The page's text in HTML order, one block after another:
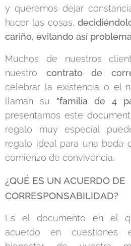
y queremos dejar
hacer las cosas,
cariño, evitando así
Muchos de nuestros
nuestro contrato de
celebrar la existencia o el
llaman su "familia de 4
presentamos este
regalo muy especial
regalo ideal para una boda
comienzo de convivencia.
¿QUÉ ES UN ACUERDO DE
CORRESPONSABILIDAD?
Es el documento en el
acuerdo en cuestiones